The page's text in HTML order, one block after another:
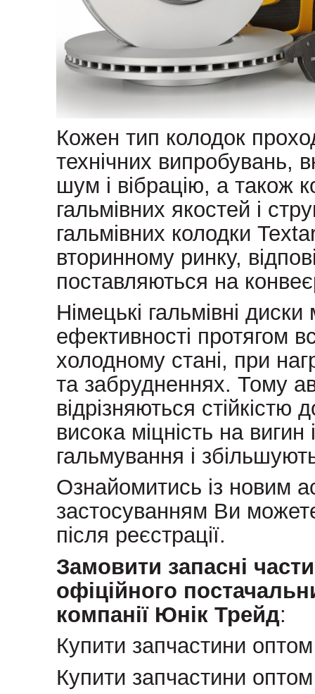
Кожен тип колодок
технічних випробувань,
шум і вібрацію, а також
гальмівних якостей і
гальмівних колодки
вторинному ринку,
поставляються на
Німецькі гальмівні
ефективності протягом
холодному стані, при
та забрудненнях. Тому
відрізняються стійкістю
висока міцність на
гальмування і
Ознайомитись із новим
застосуванням Ви
після реєстрації.
Замовити запасні
офіційного
компанії Юнік Трейд:
Купити запчастини
Купити запчастини